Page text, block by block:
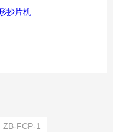
ZB-FCP-1